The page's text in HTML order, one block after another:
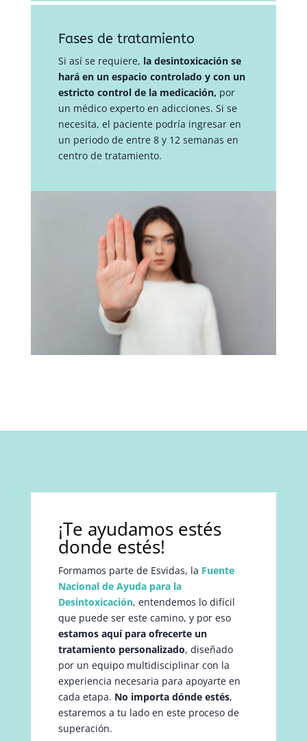
Fases de tratamiento
Si así se requiere, la desintoxicación se
hará en un espacio controlado y con un
estricto control de la medicación, por
un médico experto en adicciones. Si se
necesita, el paciente podría ingresar en
un periodo de entre 8 y 12 semanas en
centro de tratamiento.
¡Te ayudamos estés
donde estés!
Formamos parte de Esvidas, la Fuente
Nacional de Ayuda para la
Desintoxicación, entendemos lo difícil
que puede ser este camino, y por eso
estamos aquí para ofrecerte un
tratamiento personalizado, diseñado
por un equipo multidisciplinar con la
experiencia necesaria para apoyarte en
cada etapa. No importa dónde estés,
estaremos a tu lado en este proceso de
superación.